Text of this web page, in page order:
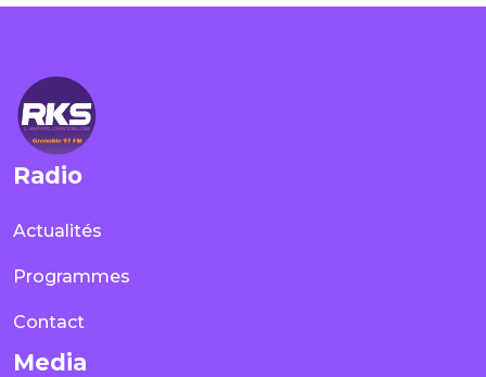
Radio
Actualités
Programmes
Contact
Media